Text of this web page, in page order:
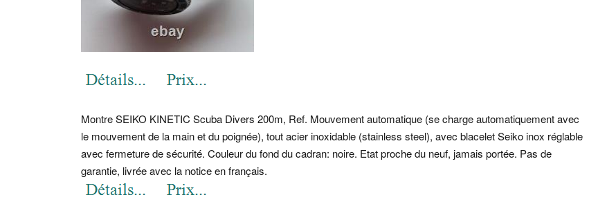
Montre SEIKO KINETIC Scuba Divers 200m, Ref. Mouvement automatique (se charge automatiquement avec
le mouvement de la main et du poignée), tout acier inoxidable (stainless steel), avec blacelet Seiko inox réglable
avec fermeture de sécurité. Couleur du fond du cadran: noire. Etat proche du neuf, jamais portée. Pas de
garantie, livrée avec la notice en français.